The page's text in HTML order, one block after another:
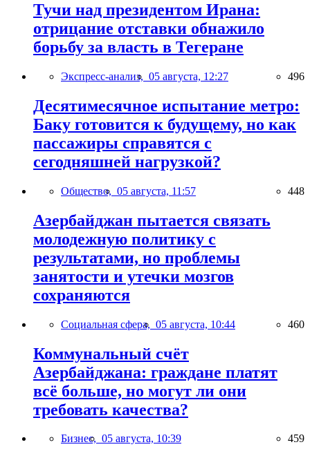
Тучи над президентом Ирана:
отрицание отставки обнажило
борьбу за власть в Тегеране
Экспресс-анализ, 05 августа, 12:27 496
Десятимесячное испытание метро:
Баку готовится к будущему, но как
пассажиры справятся с
сегодняшней нагрузкой?
Общество, 05 августа, 11:57 448
Азербайджан пытается связать
молодежную политику с
результатами, но проблемы
занятости и утечки мозгов
сохраняются
Социальная сфера, 05 августа, 10:44 460
Коммунальный счёт
Азербайджана: граждане платят
всё больше, но могут ли они
требовать качества?
Бизнес, 05 августа, 10:39 459